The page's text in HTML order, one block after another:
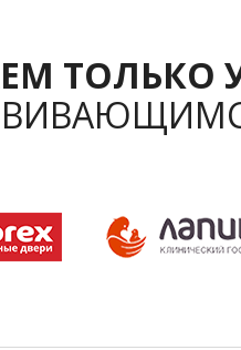
ТОЛЬКО